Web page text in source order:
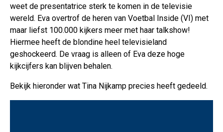
weet de presentatrice sterk te komen in de televisie
wereld. Eva overtrof de heren van Voetbal Inside (VI) met
maar liefst 100.000 kijkers meer met haar talkshow!
Hiermee heeft de blondine heel televisieland
geshockeerd. De vraag is alleen of Eva deze hoge
kijkcijfers kan blijven behalen.
Bekijk hieronder wat Tina Nijkamp precies heeft gedeeld.